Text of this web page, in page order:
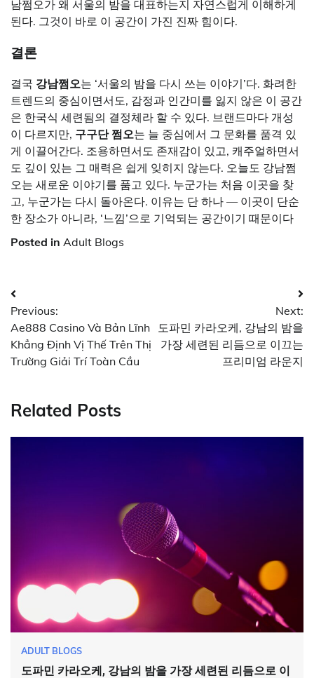
남쩜오가 왜 서울의 밤을 대표하는지 자연스럽게 이해하게
된다. 그것이 바로 이 공간이 가진 진짜 힘이다.
결론
결국 강남쩜오는 ‘서울의 밤을 다시 쓰는 이야기’다. 화려한
트렌드의 중심이면서도, 감정과 인간미를 잃지 않은 이 공간
은 한국식 세련됨의 결정체라 할 수 있다. 브랜드마다 개성
이 다르지만, 구구단쩜오는 늘 중심에서 그 문화를 품격 있
게 이끌어간다. 조용하면서도 존재감이 있고, 캐주얼하면서
도 깊이 있는 그 매력은 쉽게 잊히지 않는다. 오늘도 강남쩜
오는 새로운 이야기를 품고 있다. 누군가는 처음 이곳을 찾
고, 누군가는 다시 돌아온다. 이유는 단 하나 — 이곳이 단순
한 장소가 아니라, ‘느낌’으로 기억되는 공간이기 때문이다
Posted in Adult Blogs
Post
navigation
Previous:
Ae888 Casino Và Bản Lĩnh
Khẳng Định Vị Thế Trên Thị
Trường Giải Trí Toàn Cầu
Next:
도파민 카라오케, 강남의 밤을
가장 세련된 리듬으로 이끄는
프리미엄 라운지
Related Posts
ADULT BLOGS
도파민 카라오케, 강남의 밤을 가장 세련된 리듬으로 이